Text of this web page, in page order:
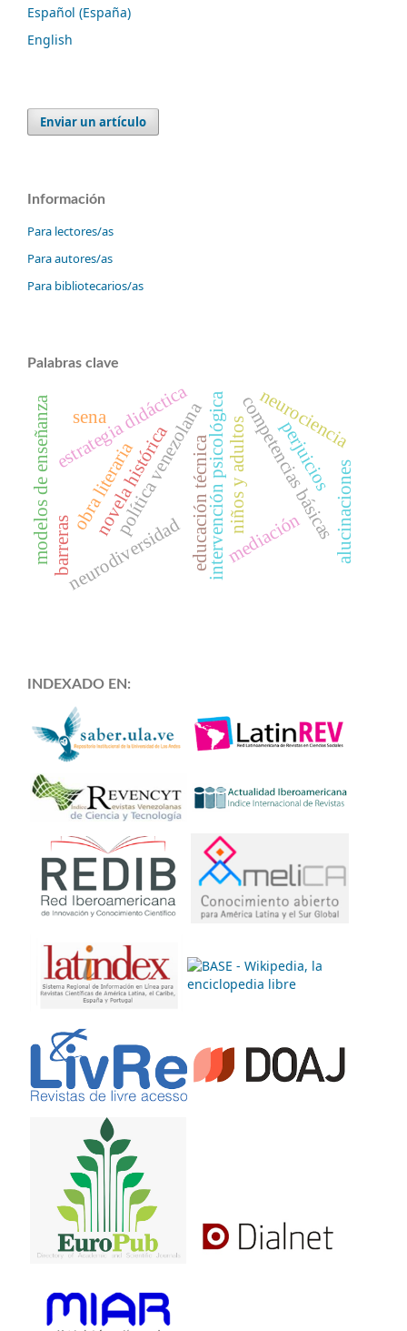
Español (España)
English
Enviar un artículo
Información
Para lectores/as
Para autores/as
Para bibliotecarios/as
Palabras clave
intervención psicológica
política venezolana
neurodiversidad
competencias básicas
neurociencia
mediación
estrategia didáctica
novela histórica
obra literaria
sena
educación técnicaniños y adultos alucinaciones
modelos de enseñanzabarreras
perjuicios
INDEXADO EN: